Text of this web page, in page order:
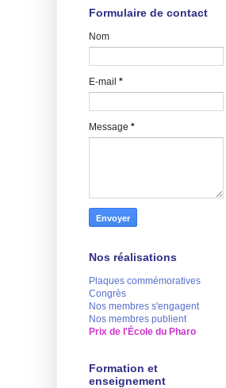
Formulaire de contact
Nom
E-mail *
Message *
Nos réalisations
Plaques commémoratives
Congrès
Nos membres s'engagent
Nos membres publient
Prix de l'École du Pharo
Formation et
enseignement